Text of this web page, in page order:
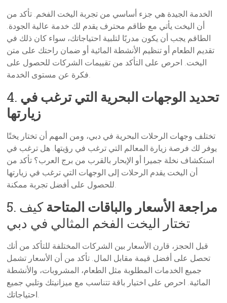
الخدمة الجيدة هي جزء أساسي من تجربة اليخت الفخم. تأكد من
أن اليخت يأتي مع طاقم محترف يقدم لك خدمة عالية الجودة.
الطاقم يجب أن يكون مدربًا لتلبية احتياجاتك، سواء كان ذلك في
تقديم الطعام أو تنظيم الأنشطة المائية أو ضمان راحتك على متن
اليخت. احرص على التأكد من تقييمات الشركات للحصول على
فكرة عن مستوى الخدمة.
4. تحديد الوجهات البحرية التي ترغب في
زيارتها
تختلف وجهات الرحلات البحرية في دبي، ومن المهم أن تختار يختًا
يوفر لك فرصة زيارة المعالم التي ترغب في رؤيتها. هل ترغب في
استكشاف نخلة جميرا أو الإبحار بالقرب من برج العرب؟ تأكد من
أن اليخت يقدم الرحلات إلى الوجهات التي ترغب في زيارتها
للحصول على أفضل تجربة ممكنة.
5. مراجعة الأسعار والباقات المتاحةكيف
تختار اليخت الفخم المثالي في دبي
قبل الحجز، قارن الأسعار بين الشركات المختلفة للتأكد من أنك
تحصل على أفضل قيمة مقابل المال. تأكد من أن الأسعار تشمل
جميع الخدمات المطلوبة مثل الطعام، المشروبات، والأنشطة
المائية. احرص على اختيار باقة تتناسب مع ميزانيتك وتلبي جميع
احتياجاتك.